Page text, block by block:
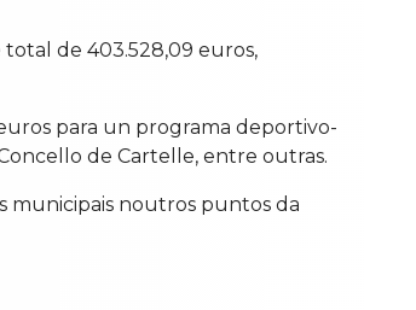
de 403.528,09 euros,
para un programa deportivo-
de Cartelle, entre outras.
municipais noutros puntos da